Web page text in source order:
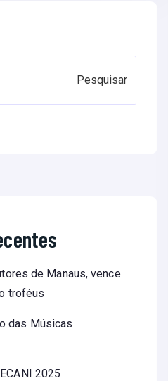
Pesquisar
de Manaus, vence
troféus
das Músicas
2025